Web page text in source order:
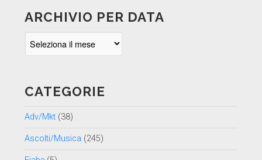
ARCHIVIO PER DATA
CATEGORIE
Adv/Mkt(38)
Ascolti/Musica (245)